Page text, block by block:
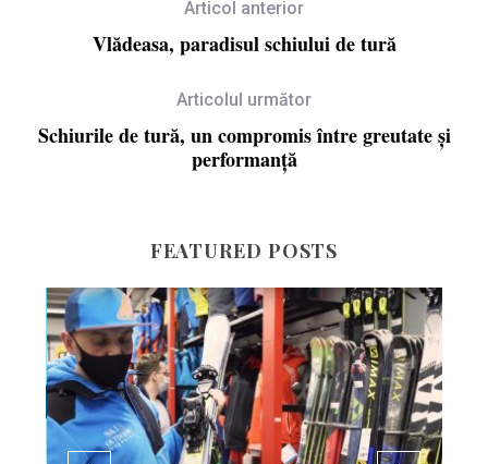
Articol anterior
Vlădeasa, paradisul schiului de tură
Articolul următor
Schiurile de tură, un compromis între greutate și
performanţă
FEATURED POSTS